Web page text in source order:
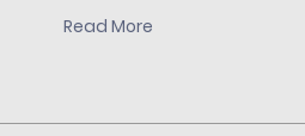
Read More